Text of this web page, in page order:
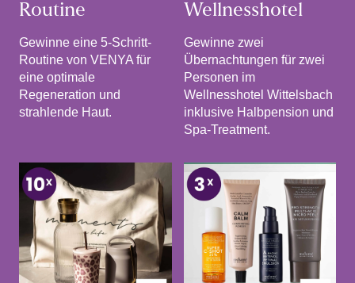
Routine
Gewinne eine 5-Schritt-
Routine von VENYA für
eine optimale
Regeneration und
strahlende Haut.
Wellnesshotel
Gewinne zwei
Übernachtungen für zwei
Personen im
Wellnesshotel Wittelsbach
inklusive Halbpension und
Spa-Treatment.